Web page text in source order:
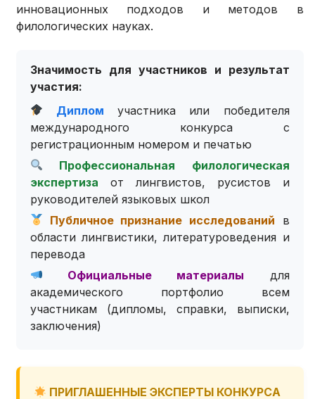
инновационных подходов и методов в
филологических науках.
Значимость для участников и результат
участия:
Диплом участника или победителя
международного конкурса с
регистрационным номером и печатью
Профессиональная филологическая
экспертиза от лингвистов, русистов и
руководителей языковых школ
Публичное признание исследований в
области лингвистики, литературоведения и
перевода
Официальные материалы для
академического портфолио всем
участникам (дипломы, справки, выписки,
заключения)
ПРИГЛАШЕННЫЕ ЭКСПЕРТЫ КОНКУРСА